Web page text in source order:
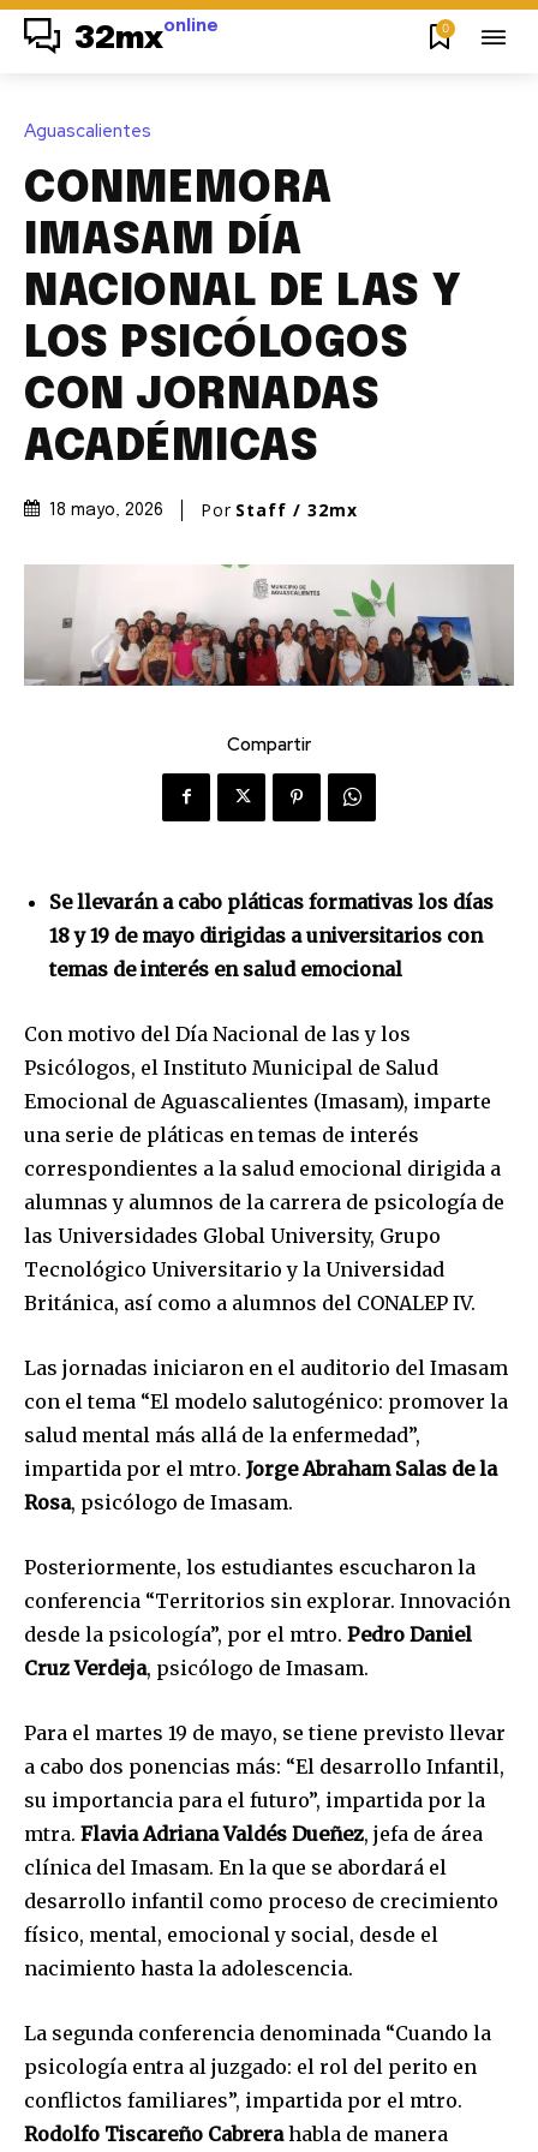
32mxonline 0
Aguascalientes
CONMEMORA
IMASAM DÍA
NACIONAL DE LAS Y
LOS PSICÓLOGOS
CON JORNADAS
ACADÉMICAS
18 mayo, 2026 Por Staff / 32mx
Compartir
Se llevarán a cabo pláticas formativas los días
18 y 19 de mayo dirigidas a universitarios con
temas de interés en salud emocional
Con motivo del Día Nacional de las y los
Psicólogos, el Instituto Municipal de Salud
Emocional de Aguascalientes (Imasam), imparte
una serie de pláticas en temas de interés
correspondientes a la salud emocional dirigida a
alumnas y alumnos de la carrera de psicología de
las Universidades Global University, Grupo
Tecnológico Universitario y la Universidad
Británica, así como a alumnos del CONALEP IV.
Las jornadas iniciaron en el auditorio del Imasam
con el tema “El modelo salutogénico: promover la
salud mental más allá de la enfermedad”,
impartida por el mtro. Jorge Abraham Salas de la
Rosa, psicólogo de Imasam.
Posteriormente, los estudiantes escucharon la
conferencia “Territorios sin explorar. Innovación
desde la psicología”, por el mtro. Pedro Daniel
Cruz Verdeja, psicólogo de Imasam.
Para el martes 19 de mayo, se tiene previsto llevar
a cabo dos ponencias más: “El desarrollo Infantil,
su importancia para el futuro”, impartida por la
mtra. Flavia Adriana Valdés Dueñez, jefa de área
clínica del Imasam. En la que se abordará el
desarrollo infantil como proceso de crecimiento
físico, mental, emocional y social, desde el
nacimiento hasta la adolescencia.
La segunda conferencia denominada “Cuando la
psicología entra al juzgado: el rol del perito en
conflictos familiares”, impartida por el mtro.
Rodolfo Tiscareño Cabrerahabla de manera